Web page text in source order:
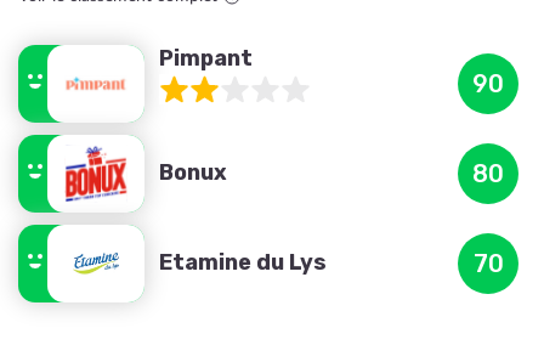
Pimpant
90
Bonux 80
Etamine du Lys 70